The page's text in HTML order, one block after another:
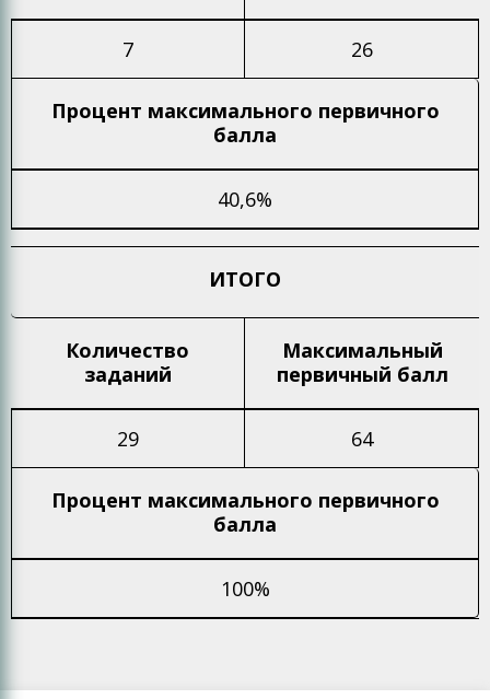
7 26
Процент максимального первичного
балла
40,6%
ИТОГО
Количество
заданий
Максимальный
первичный балл
29 64
Процент максимального первичного
балла
100%